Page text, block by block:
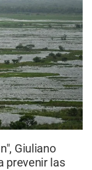
Giuliano
prevenir las